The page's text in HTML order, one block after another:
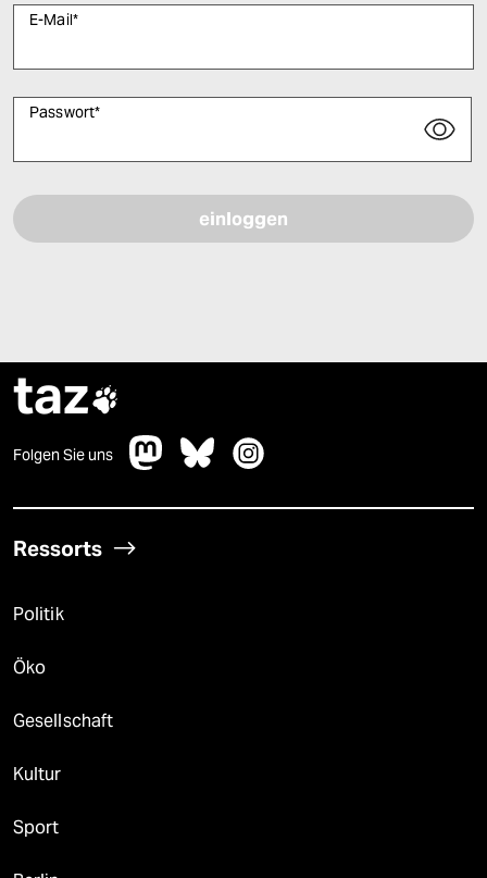
E-Mail*
Passwort*
taz
Folgen Sie uns
Ressorts
Politik
Öko
Gesellschaft
Kultur
Sport